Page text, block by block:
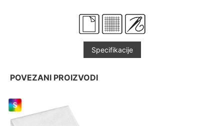
Specifikacije
POVEZANI PROIZVODI